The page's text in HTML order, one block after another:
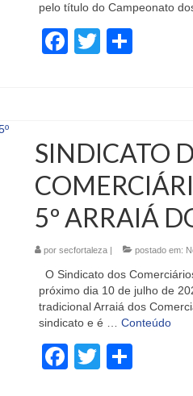
pelo título do Campeonato
Facebook
Twitter
SINDICATO
5º ARRAIÁ
por secfortaleza| postado em:
O Sindicato dos
próximo dia 10 de julho de
tradicional Arraiá dos
sindicato e é … Conteúdo
Facebook
Twitter